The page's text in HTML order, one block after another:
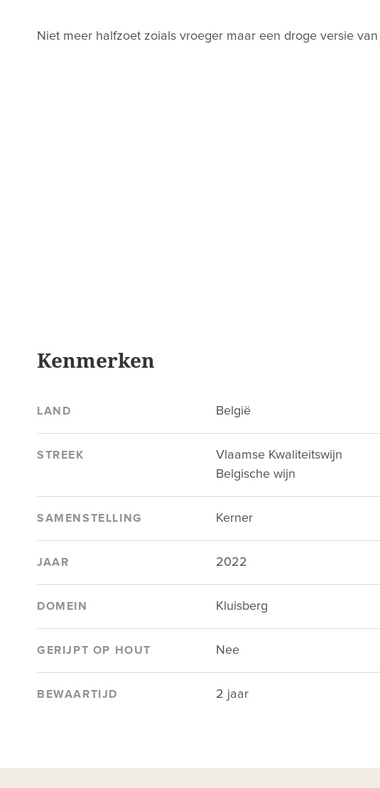
Niet meer halfzoet zoials vroeger maar een droge versie van
Kenmerken
LAND België
STREEK
Vlaamse Kwaliteitswijn
Belgische wijn
SAMENSTELLING Kerner
JAAR 2022
DOMEIN Kluisberg
GERIJPT OP HOUT Nee
BEWAARTIJD 2 jaar